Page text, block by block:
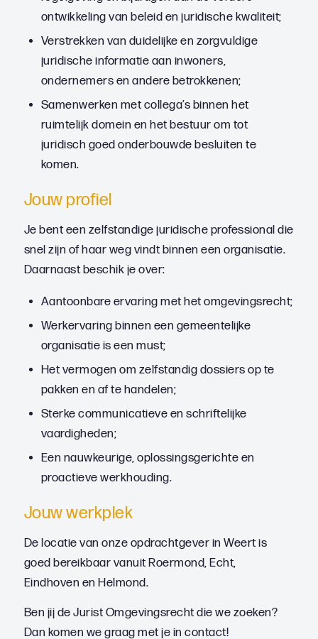
ontwikkeling van beleid en juridische kwaliteit;
Verstrekken van duidelijke en zorgvuldige
juridische informatie aan inwoners,
ondernemers en andere betrokkenen;
Samenwerken met collega’s binnen het
ruimtelijk domein en het bestuur om tot
juridisch goed onderbouwde besluiten te
komen.
Jouw profiel
Je bent een zelfstandige juridische professional die
snel zijn of haar weg vindt binnen een organisatie.
Daarnaast beschik je over:
Aantoonbare ervaring met het omgevingsrecht;
Werkervaring binnen een gemeentelijke
organisatie is een must;
Het vermogen om zelfstandig dossiers op te
pakken en af te handelen;
Sterke communicatieve en schriftelijke
vaardigheden;
Een nauwkeurige, oplossingsgerichte en
proactieve werkhouding.
Jouw werkplek
De locatie van onze opdrachtgever in Weert is
goed bereikbaar vanuit Roermond, Echt,
Eindhoven en Helmond.
Ben jij de Jurist Omgevingsrecht die we zoeken?
Dan komen we graag met je in contact!